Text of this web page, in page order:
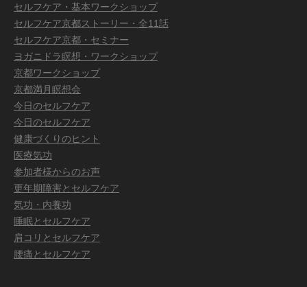
セルフケア・基本ワークショップ
セルフケア京都ストーリー・全11話
セルフケア京都・セミナー
ヨガニドラ瞑想・ワークショップ
京都ワークショップ
京都満月瞑想会
今日のセルフケア
今日のセルフケア
健康づくりのヒント
医療気功
参加者様からのお声
更年期障害とセルフケア
気功・内養功
睡眠とセルフケア
肩コリとセルフケア
腰痛とセルフケア